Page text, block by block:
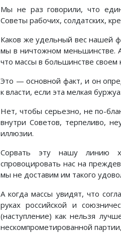
Мы не раз говорили, что
Советы рабочих, солдатских,
Каков же удельный вес нашей
мы в ничтожном меньшинстве.
что массы в большинстве
Это — основной факт, и он
к власти, если эта мелкая
Нет, чтобы серьезно, не по-
внутри Советов, терпеливо,
иллюзии.
Сорвать эту нашу линию
спровоцировать нас на
мы не доставим им такого
А когда массы увидят, что
руках российской и
(наступление) как нельзя
нескомпрометированной